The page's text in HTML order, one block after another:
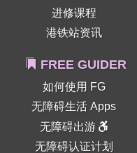
进修课程
港铁站资讯
FREE GUIDER
如何使用 FG
无障碍生活 Apps
无障碍出游
无障碍认证计划